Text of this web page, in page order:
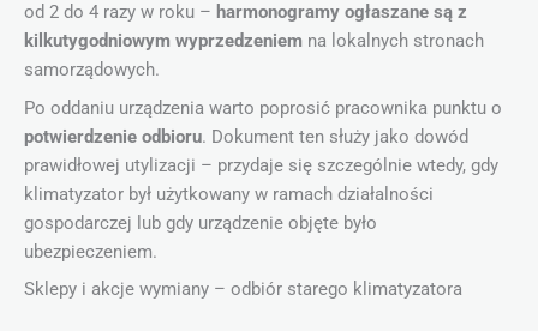
od 2 do 4 razy w roku – harmonogramy ogłaszane są z
kilkutygodniowym wyprzedzeniem na lokalnych stronach
samorządowych.
Po oddaniu urządzenia warto poprosić pracownika punktu o
potwierdzenie odbioru. Dokument ten służy jako dowód
prawidłowej utylizacji – przydaje się szczególnie wtedy, gdy
klimatyzator był użytkowany w ramach działalności
gospodarczej lub gdy urządzenie objęte było
ubezpieczeniem.
Sklepy i akcje wymiany – odbiór starego klimatyzatora